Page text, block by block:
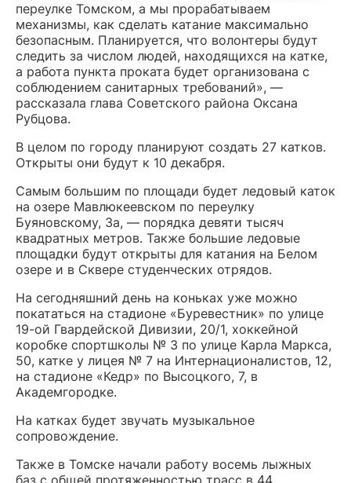
переулке Томском, а мы прорабатываем
механизмы, как сделать катание максимально
безопасным. Планируется, что волонтеры будут
следить за числом людей, находящихся на катке,
а работа пункта проката будет организована с
соблюдением санитарных требований», —
рассказала глава Советского района Оксана
Рубцова.
В целом по городу планируют создать 27 катков.
Открыты они будут к 10 декабря.
Самым большим по площади будет ледовый каток
на озере Мавлюкеевском по переулку
Буяновскому, 3а, — порядка девяти тысяч
квадратных метров. Также большие ледовые
площадки будут открыты для катания на Белом
озере и в Сквере студенческих отрядов.
На сегодняшний день на коньках уже можно
покататься на стадионе «Буревестник» по улице
19-ой Гвардейской Дивизии, 20/1, хоккейной
коробке спортшколы № 3 по улице Карла Маркса,
50, катке у лицея № 7 на Интернационалистов, 12,
на стадионе «Кедр» по Высоцкого, 7, в
Академгородке.
На катках будет звучать музыкальное
сопровождение.
Также в Томске начали работу восемь лыжных
баз с общей протяженностью трасс в 44